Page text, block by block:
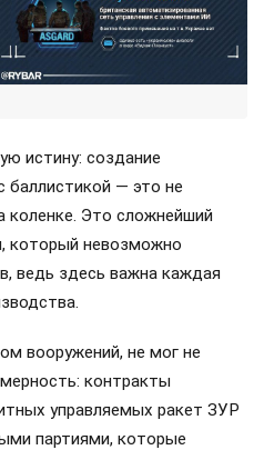
истину: создание
баллистикой — это не
коленке. Это сложнейший
который невозможно
ведь здесь важна каждая
вооружений, не мог не
контракты
управляемых ракет ЗУР
партиями, которые